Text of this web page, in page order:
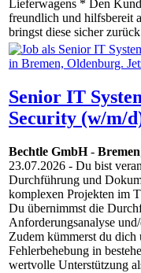
Lieferwagens * Den
freundlich und hilfsbereit
bringst diese sicher
Senior IT
Security (w/m/
Bechtle GmbH- Bremen
23.07.2026 - Du bist
Durchführung und
komplexen Projekten im
Du übernimmst die
Anforderungsanalyse
Zudem kümmerst du dich
Fehlerbehebung in
wertvolle Unterstützung